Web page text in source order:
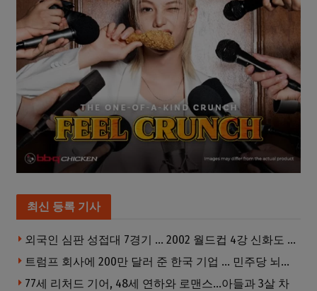
최신 등록 기사
외국인 심판 성접대 7경기 … 2002 월드컵 4강 신화도 흔들
트럼프 회사에 200만 달러 준 한국 기업 … 민주당 뇌물의혹 조사
77세 리처드 기어, 48세 연하와 로맨스…아들과 3살 차